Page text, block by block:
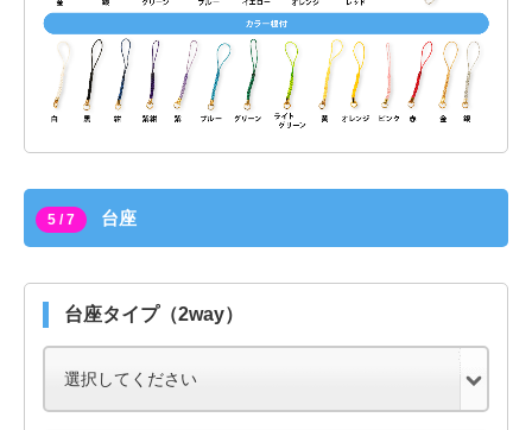
5 / 7 台座
台座タイプ（2way）